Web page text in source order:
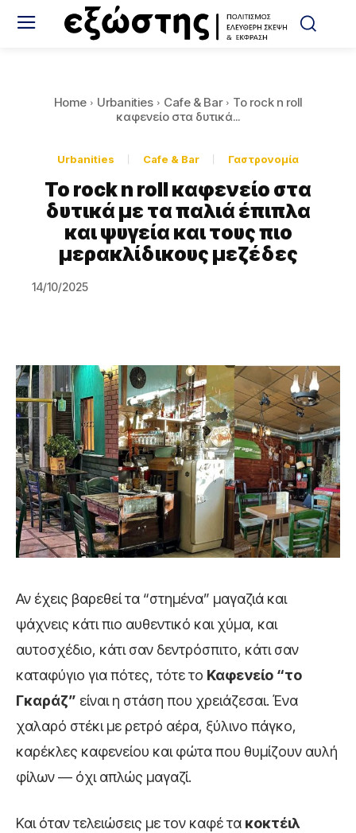
Home Urbanities Cafe & Bar
Το rock n roll
καφενείο στα δυτικά...
Urbanities Cafe & Bar Γαστρονομία
Το rock n roll καφενείο στα
δυτικά με τα παλιά έπιπλα
και ψυγεία και τους πιο
μερακλίδικους μεζέδες
14/10/2025
Αν έχεις βαρεθεί τα “στημένα” μαγαζιά και
ψάχνεις κάτι πιο αυθεντικό και χύμα, και
αυτοσχέδιο, κάτι σαν δεντρόσπιτο, κάτι σαν
καταφύγιο για πότες, τότε το Καφενείο “το
Γκαράζ” είναι η στάση που χρειάζεσαι. Ένα
χαλαρό στέκι με ρετρό αέρα, ξύλινο πάγκο,
καρέκλες καφενείου και φώτα που θυμίζουν αυλή
φίλων — όχι απλώς μαγαζί.
Και όταν τελειώσεις με τον καφέ τα κοκτέιλ